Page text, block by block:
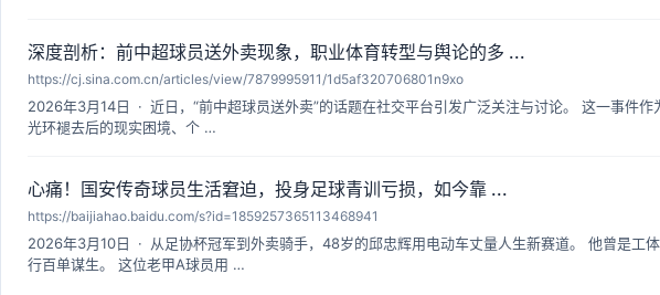
深度剖析：前中超球员送外卖现象，职业体育转型与舆论的多 ...
https://cj.sina.com.cn/articles/view/7879995911/1d5af320706801n9xo
2026年3月14日 · 近日，“前中超球员送外卖”的话题在社交平台引发广泛关注与讨论。 这一事件
光环褪去后的现实困境、个 …
心痛！国安传奇球员生活窘迫，投身足球青训亏损，如今靠 ...
https://baijiahao.baidu.com/s?id=1859257365113468941
2026年3月10日 · 从足协杯冠军到外卖骑手，48岁的邱忠辉用电动车丈量人生新赛道。 他曾是工
行百单谋生。 这位老甲A球员用 …